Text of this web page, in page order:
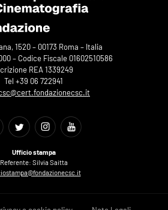
1520 – 00173 Roma – Italia
– Codice Fiscale 01602510586
REA 1339249
Tel +39 06 722941
Ufficio stampa
Referente: Silvia Saitta